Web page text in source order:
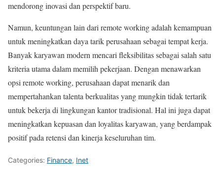
mendorong inovasi dan perspektif baru.
Namun, keuntungan lain dari remote working adalah kemampuan
untuk meningkatkan daya tarik perusahaan sebagai tempat kerja.
Banyak karyawan modern mencari fleksibilitas sebagai salah satu
kriteria utama dalam memilih pekerjaan. Dengan menawarkan
opsi remote working, perusahaan dapat menarik dan
mempertahankan talenta berkualitas yang mungkin tidak tertarik
untuk bekerja di lingkungan kantor tradisional. Hal ini juga dapat
meningkatkan kepuasan dan loyalitas karyawan, yang berdampak
positif pada retensi dan kinerja keseluruhan tim.
Categories: Finance, Inet